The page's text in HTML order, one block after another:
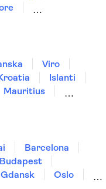
Viro
Islanti
Mauritius
Barcelona
Budapest
Gdansk
Oslo